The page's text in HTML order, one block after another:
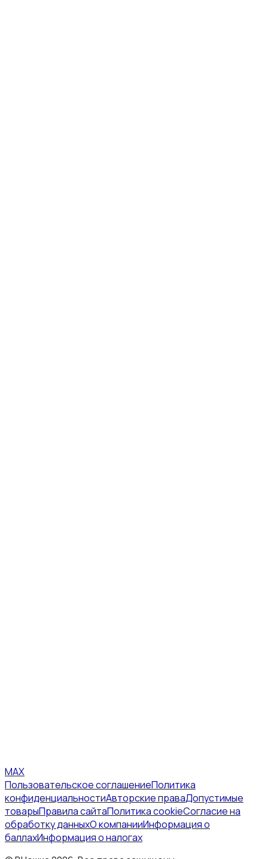
MAX
Пользовательское соглашениеПолитика
конфиденциальностиАвторские праваДопустимые
товарыПравила сайтаПолитика cookieСогласие на
обработку данныхО компанииИнформация о
баллахИнформация о налогах